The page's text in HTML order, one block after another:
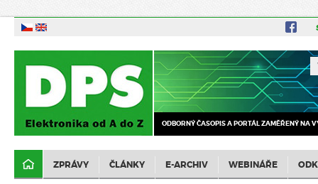
ODBORNÝ ČASOPIS A PORTÁL ZAMĚŘENÝ NA
ZPRÁVY ČLÁNKY E-ARCHIV WEBINÁŘE